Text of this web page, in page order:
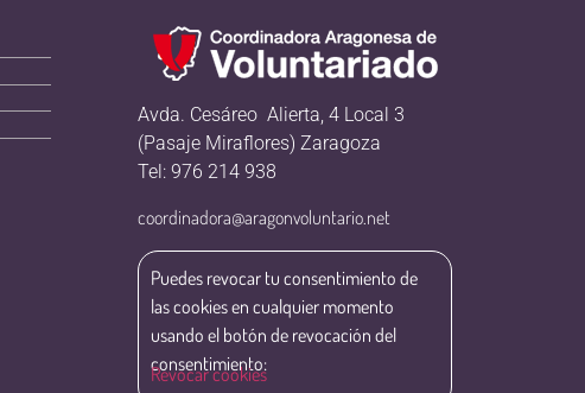
Avda. Cesáreo Alierta, 4 Local 3
(Pasaje Miraflores) Zaragoza
Tel: 976 214 938
coordinadora@aragonvoluntario.net
Puedes revocar tu consentimiento de
las cookies en cualquier momento
usando el botón de revocación del
consentimiento:
Revocar cookies